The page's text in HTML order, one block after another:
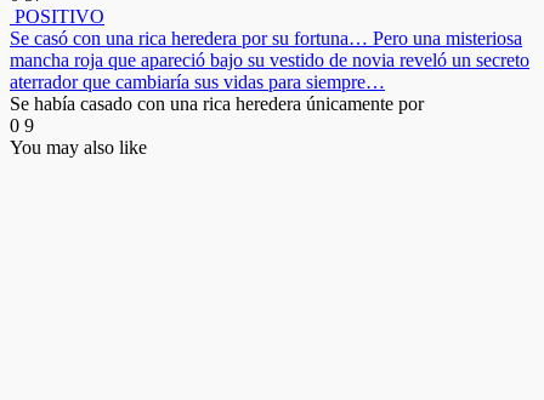
POSITIVO
Se casó con una rica heredera por su fortuna… Pero una misteriosa
mancha roja que apareció bajo su vestido de novia reveló un secreto
aterrador que cambiaría sus vidas para siempre…
Se había casado con una rica heredera únicamente por
0 9
You may also like